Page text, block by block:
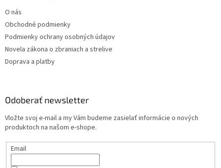
O nás
Obchodné podmienky
Podmienky ochrany osobných údajov
Novela zákona o zbraniach a strelive
Doprava a platby
Odoberať newsletter
Vložte svoj e-mail a my Vám budeme zasielať informácie o nových
produktoch na našom e-shope.
Email